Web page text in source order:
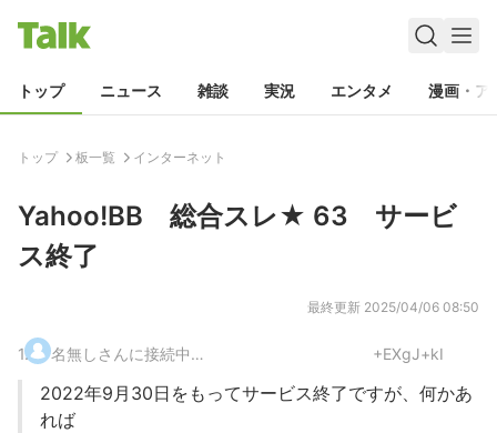
トップ ニュース 雑談 実況 エンタメ 漫画・ア
トップ 板一覧 インターネット
Yahoo!BB 総合スレ★ 63 サービ
ス終了
最終更新 2025/04/06 08:50
1. 名無しさんに接続中… +EXgJ+kI
2022年9月30日をもってサービス終了ですが、何かあ
れば